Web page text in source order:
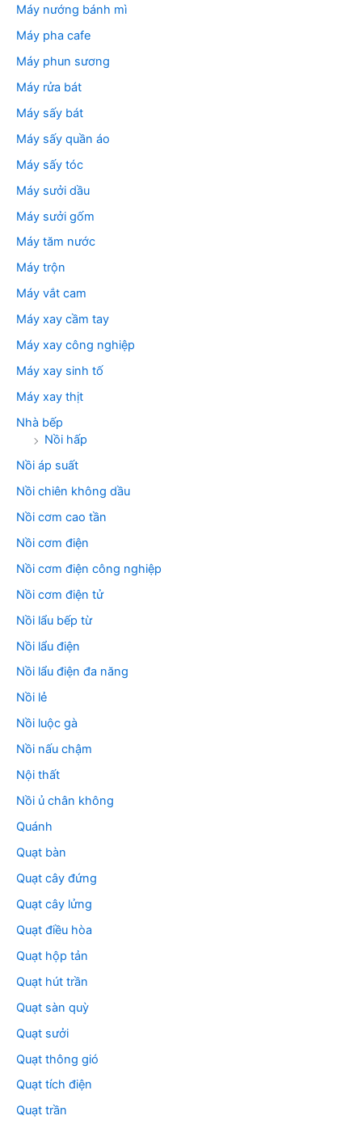
Máy nướng bánh mì
Máy pha cafe
Máy phun sương
Máy rửa bát
Máy sấy bát
Máy sấy quần áo
Máy sấy tóc
Máy sưởi dầu
Máy sưởi gốm
Máy tăm nước
Máy trộn
Máy vắt cam
Máy xay cầm tay
Máy xay công nghiệp
Máy xay sinh tố
Máy xay thịt
Nhà bếp
Nồi hấp
Nồi áp suất
Nồi chiên không dầu
Nồi cơm cao tần
Nồi cơm điện
Nồi cơm điện công nghiệp
Nồi cơm điện tử
Nồi lẩu bếp từ
Nồi lẩu điện
Nồi lẩu điện đa năng
Nồi lẻ
Nồi luộc gà
Nồi nấu chậm
Nội thất
Nồi ủ chân không
Quánh
Quạt bàn
Quạt cây đứng
Quạt cây lửng
Quạt điều hòa
Quạt hộp tản
Quạt hút trần
Quạt sàn quỳ
Quạt sưởi
Quạt thông gió
Quạt tích điện
Quạt trần